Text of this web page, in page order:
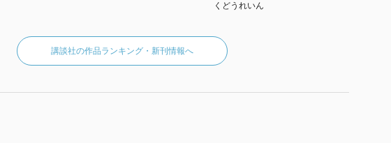
くどうれいん
講談社の作品ランキング・新刊情報へ